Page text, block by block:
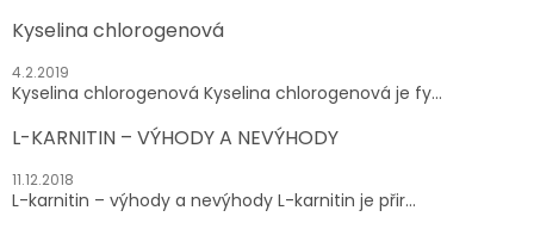
Kyselina chlorogenová
4.2.2019
Kyselina chlorogenová Kyselina chlorogenová je fy...
L-KARNITIN – VÝHODY A NEVÝHODY
11.12.2018
L-karnitin – výhody a nevýhody L-karnitin je přir...